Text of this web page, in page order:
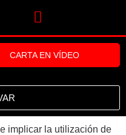
CARTA EN VÍDEO
implicar la utilización de